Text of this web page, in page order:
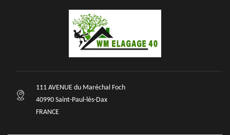
111 AVENUE du Maréchal Foch
40990 Saint-Paul-lès-Dax
FRANCE